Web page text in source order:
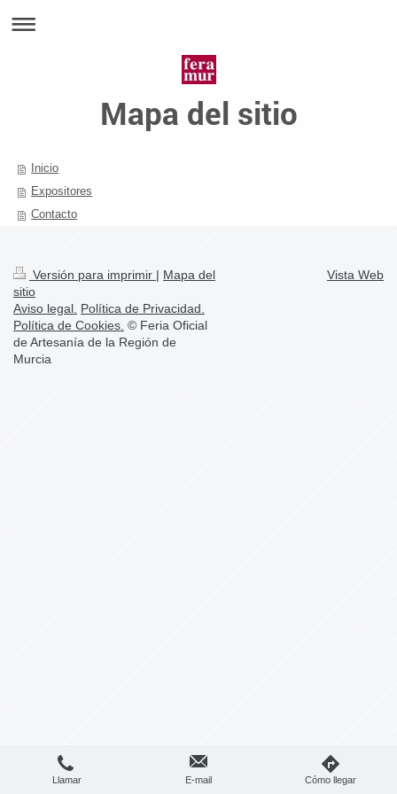
Mapa del sitio
Inicio
Expositores
Contacto
Versión para imprimir | Mapa del
sitio
Aviso legal. Política de Privacidad.
Política de Cookies. © Feria Oficial
de Artesanía de la Región de
Murcia
Vista Web
Llamar E-mail Cómo llegar